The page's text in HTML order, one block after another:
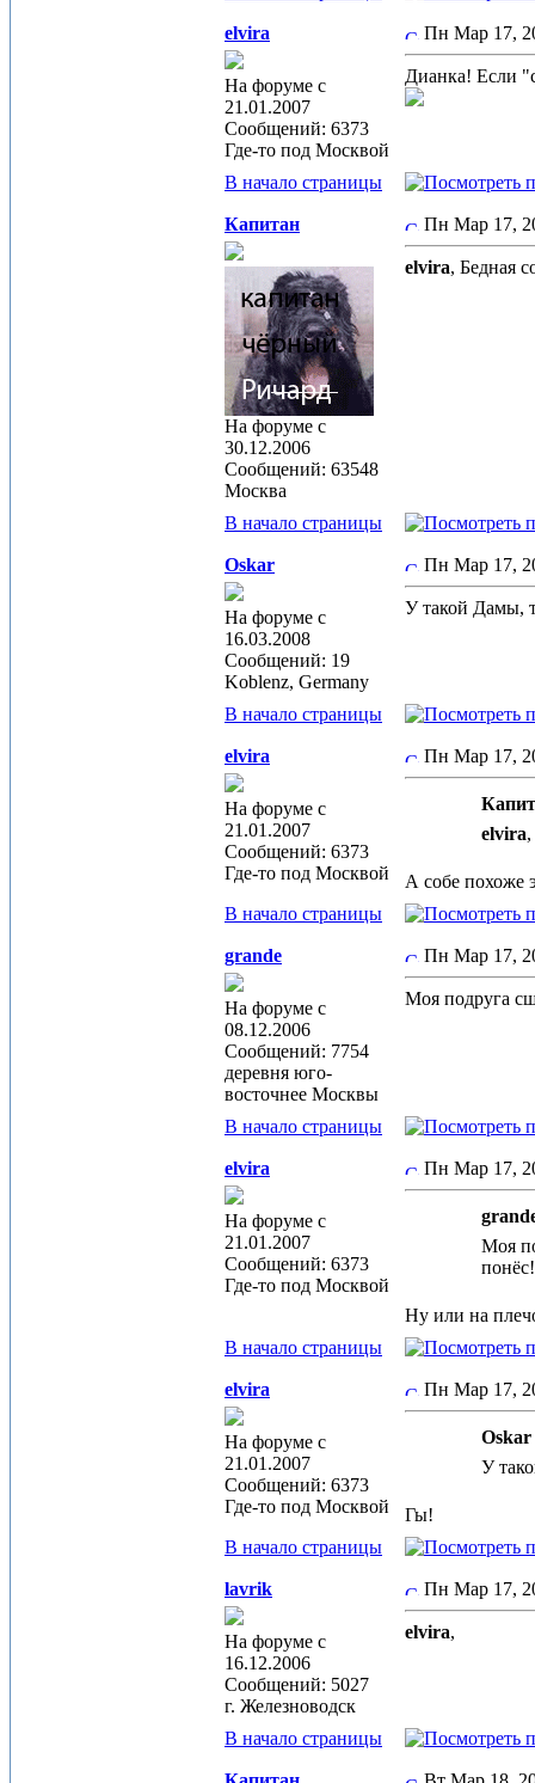
elvira
На форуме с
21.01.2007
Сообщений: 6373
Где-то под Москвой
Пн Мар 17,
Дианка! Если
В начало страницы
Капитан
На форуме с
30.12.2006
Сообщений: 63548
Москва
Пн Мар 17,
elvira, Бедная
В начало страницы
Oskar
На форуме с
16.03.2008
Сообщений: 19
Koblenz, Germany
Пн Мар 17,
У такой Дамы,
В начало страницы
elvira
На форуме с
21.01.2007
Сообщений: 6373
Где-то под Москвой
Пн Мар 17,
elvira
А собе похоже
В начало страницы
grande
На форуме с
08.12.2006
Сообщений: 7754
деревня юго-
восточнее Москвы
Пн Мар 17,
Моя подруга
В начало страницы
elvira
На форуме с
21.01.2007
Сообщений: 6373
Где-то под Москвой
Пн Мар 17,
Моя
Ну или на
В начало страницы
elvira
На форуме с
21.01.2007
Сообщений: 6373
Где-то под Москвой
Пн Мар 17,
Oskar
У
Гы!
В начало страницы
lavrik
На форуме с
16.12.2006
Сообщений: 5027
г. Железноводск
Пн Мар 17,
elvira,
В начало страницы